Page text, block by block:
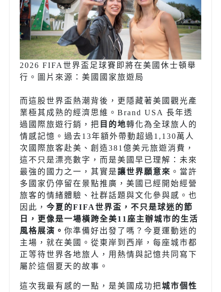
2026 FIFA世界盃足球賽即將在美國休士頓舉
行。圖片來源：美國國家旅遊局
而這股世界盃熱潮背後，更隱藏著美國觀光產
業極其成熟的經濟思維。 Brand USA 長年透
過國際旅遊行銷，把 目的地轉化為全球旅人的
情感記憶。過去13年額外帶動超過 1,130萬人
次國際旅客赴美、創造381 億美元旅遊消費，
這不只是漂亮數字，而是美國早已理解：未來
最強的國力之一，其實是讓世界願意來 。當許
多國家仍停留在景點推廣，美國已經開始經營
旅客的情緒體驗、社群話題與文化參與感。也
因此， 今夏的FIFA世界盃，不只是球迷的節
日，更像是一場橫跨全美11 座主辦城市的生活
風格展演。 你準備好出發了嗎？今夏運動迷的
主場，就在美國。從東岸到西岸，每座城市都
正等待世界各地旅人，用熱情與記憶共同寫下
屬於這個夏天的故事。
這次我最有感的一點，是美國成功把城市個性